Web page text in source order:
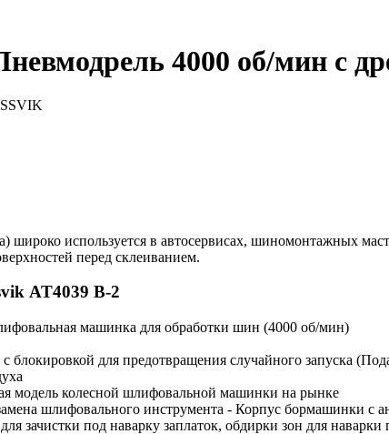
4000 об/мин с
широко используется в автосервисах, шиномонтажных
перед склеиванием.
AT4039 B-2
машинка для обработки шин (4000 об/мин)
блокировкой для предотвращения случайного запуска
модель колесной шлифовальной машинки на рынке
шлифовального инструмента - Корпус бормашинки с
зачистки под наварку заплаток, обдирки зон для